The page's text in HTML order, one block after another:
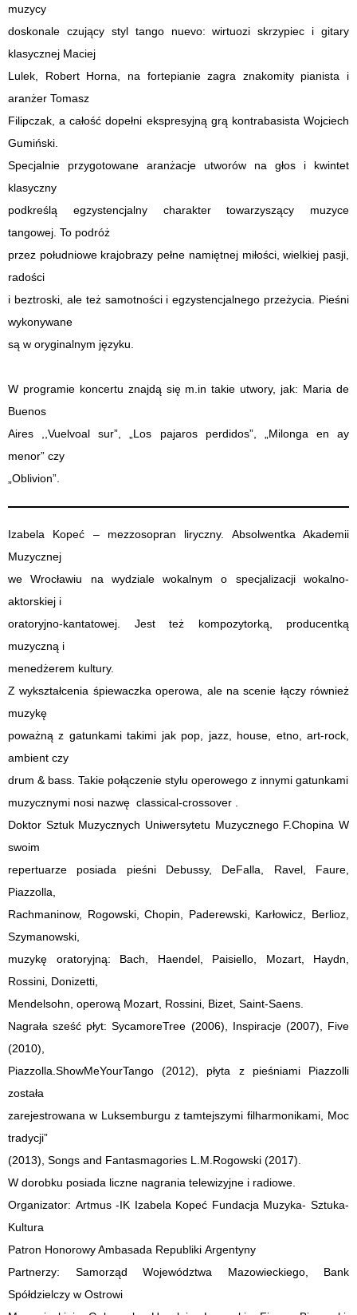
muzycy
doskonale czujący styl tango nuevo: wirtuozi skrzypiec i gitary
klasycznej Maciej
Lulek, Robert Horna, na fortepianie zagra znakomity pianista i
aranżer Tomasz
Filipczak, a całość dopełni ekspresyjną grą kontrabasista Wojciech
Gumiński.
Specjalnie przygotowane aranżacje utworów na głos i kwintet
klasyczny
podkreślą egzystencjalny charakter towarzyszący muzyce
tangowej. To podróż
przez południowe krajobrazy pełne namiętnej miłości, wielkiej pasji,
radości
i beztroski, ale też samotności i egzystencjalnego przeżycia. Pieśni
wykonywane
są w oryginalnym języku.
W programie koncertu znajdą się m.in takie utwory, jak: Maria de
Buenos
Aires ,,Vuelvoal sur”, „Los pajaros perdidos”, „Milonga en ay
menor” czy
„Oblivion”.
Izabela Kopeć – mezzosopran liryczny. Absolwentka Akademii
Muzycznej
we Wrocławiu na wydziale wokalnym o specjalizacji wokalno-
aktorskiej i
oratoryjno-kantatowej. Jest też kompozytorką, producentką
muzyczną i
menedżerem kultury.
Z wykształcenia śpiewaczka operowa, ale na scenie łączy również
muzykę
poważną z gatunkami takimi jak pop, jazz, house, etno, art-rock,
ambient czy
drum & bass. Takie połączenie stylu operowego z innymi gatunkami
muzycznymi nosi nazwę classical-crossover .
Doktor Sztuk Muzycznych Uniwersytetu Muzycznego F.Chopina W
swoim
repertuarze posiada pieśni Debussy, DeFalla, Ravel, Faure,
Piazzolla,
Rachmaninow, Rogowski, Chopin, Paderewski, Karłowicz, Berlioz,
Szymanowski,
muzykę oratoryjną: Bach, Haendel, Paisiello, Mozart, Haydn,
Rossini, Donizetti,
Mendelsohn, operową Mozart, Rossini, Bizet, Saint-Saens.
Nagrała sześć płyt: SycamoreTree (2006), Inspiracje (2007), Five
(2010),
Piazzolla.ShowMeYourTango (2012), płyta z pieśniami Piazzolli
została
zarejestrowana w Luksemburgu z tamtejszymi filharmonikami, Moc
tradycji”
(2013), Songs and Fantasmagories L.M.Rogowski (2017).
W dorobku posiada liczne nagrania telewizyjne i radiowe.
Organizator: Artmus -IK Izabela Kopeć Fundacja Muzyka- Sztuka-
Kultura
Patron Honorowy Ambasada Republiki Argentyny
Partnerzy: Samorząd Województwa Mazowieckiego, Bank
Spółdzielczy w Ostrowi